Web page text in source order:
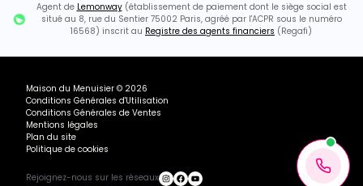
Agent de Lemonway(établissement de paiement dont le siège social est
situé au 8, rue du Sentier 75002 Paris, agréé par l'ACPR sous le numéro
16568) inscrit au Registre des agents financiers (Regafi)
Maison du Menuisier © 2026
Conditions Générales d'Utilisation
Conditions Générales de Ventes
Mentions légales
Plan du site
Politique de cookies
Rejoignez-nous sur les réseaux